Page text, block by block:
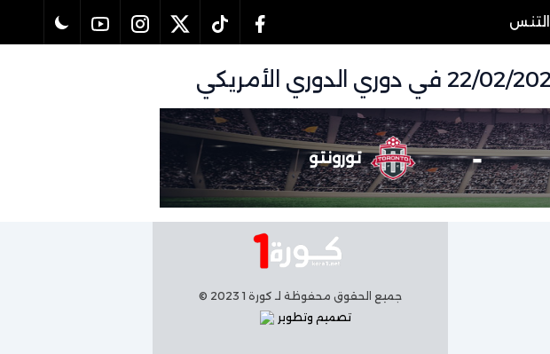
التنس
- تورونتو
جميع الحقوق محفوظة لـ كورة 1 2023 ©
تصميم وتطوير